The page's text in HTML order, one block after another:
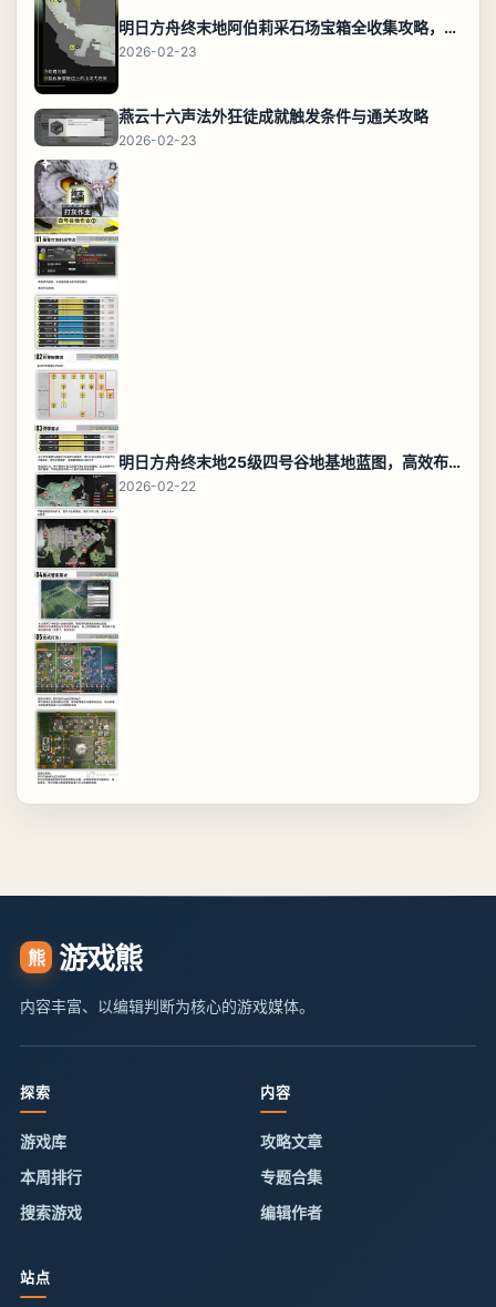
明日方舟终末地阿伯莉采石场宝箱全收集攻略，全点位分布图与路线
2026-02-23
燕云十六声法外狂徒成就触发条件与通关攻略
2026-02-23
明日方舟终末地25级四号谷地基地蓝图，高效布局规划
2026-02-22
熊 游戏熊
内容丰富、以编辑判断为核心的游戏媒体。
探索
游戏库
本周排行
搜索游戏
内容
攻略文章
专题合集
编辑作者
站点